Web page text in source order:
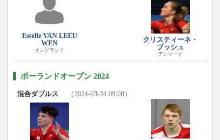
Estelle VAN LEEU
WEN
イングランド
クリスティーネ・
ブッシュ
デンマーク
ポーランドオープン 2024
混合ダブルス （2024-03-24 09:00）